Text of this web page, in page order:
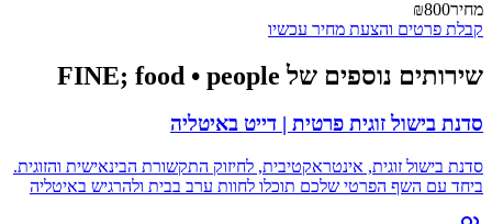
מחיר₪800
קבלת פרטים והצעת מחיר עכשיו
שירותים נוספים של FINE; food • people
סדנת בישול זוגית פרטית | דייט באיטליה
סדנת בישול זוגית, אינטראקטיבית, לחיזוק התקשורת הבינאישית והזוגית.
ביחד עם השף הפרטי שלכם תוכלו לחוות ערב בבית ולהרגיש באיטליה